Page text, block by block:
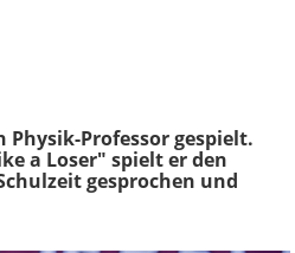
Professor gespielt.
a Loser" spielt er den
gesprochen und